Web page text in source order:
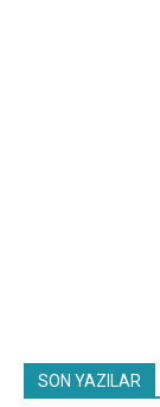
SON YAZILAR